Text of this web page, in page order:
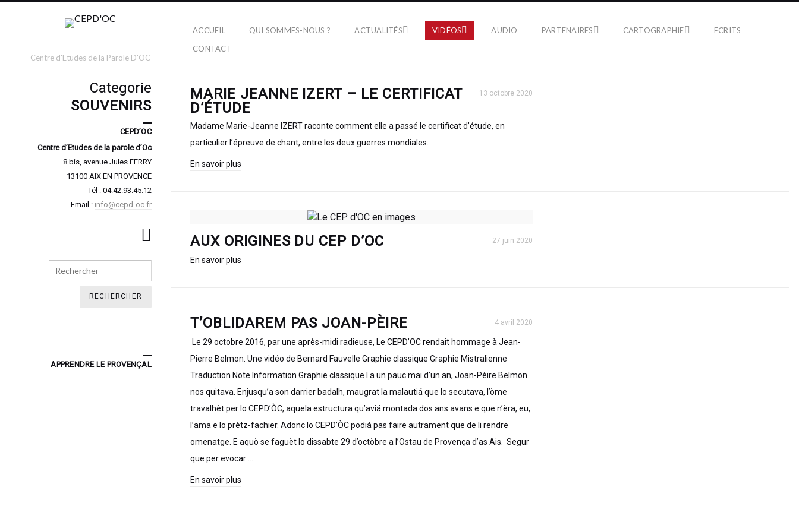
Centre d'Etudes de la Parole D'OC
ACCUEIL QUI SOMMES-NOUS ? ACTUALITÉS VIDÉOS AUDIO PARTENAIRES CARTOGRAPHIE
ECRITS
CONTACT
MARIE JEANNE IZERT – LE CERTIFICAT
D’ÉTUDE
13 octobre 2020
Madame Marie-Jeanne IZERT raconte comment elle a passé le certificat d’étude, en
particulier l’épreuve de chant, entre les deux guerres mondiales.
En savoir plus
AUX ORIGINES DU CEP D’OC 27 juin 2020
En savoir plus
T’OBLIDAREM PAS JOAN-PÈIRE 4 avril 2020
Le 29 octobre 2016, par une après-midi radieuse, Le CEPD’OC rendait hommage à Jean-
Pierre Belmon. Une vidéo de Bernard Fauvelle Graphie classique Graphie Mistralienne
Traduction Note Information Graphie classique I a un pauc mai d’un an, Joan-Pèire Belmon
nos quitava. Enjusqu’a son darrier badalh, maugrat la malautiá que lo secutava, l’òme
travalhèt per lo CEPD’ÒC, aquela estructura qu’aviá montada dos ans avans e que n’èra, eu,
l’ama e lo prètz-fachier. Adonc lo CEPD’ÒC podiá pas faire autrament que de li rendre
omenatge. E aquò se faguèt lo dissabte 29 d’octòbre a l’Ostau de Provença d’as Ais. Segur
que per evocar …
En savoir plus
Categorie
SOUVENIRS
CEPD’OC
Centre d’Etudes de la parole d’Oc
8 bis, avenue Jules FERRY
13100 AIX EN PROVENCE
Tél : 04.42.93.45.12
Email : info@cepd-oc.fr
Search
APPRENDRE LE PROVENÇAL